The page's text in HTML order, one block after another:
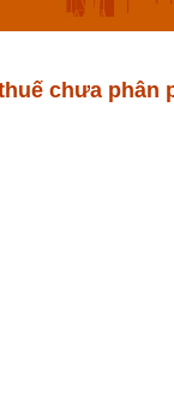
chưa phân